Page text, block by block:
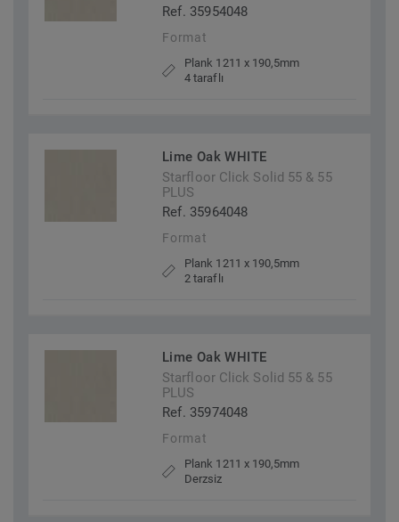
Ref. 35954048
Format
Plank 1211 x 190,5mm
4 taraflı
Lime Oak WHITE
Starfloor Click Solid 55 & 55
PLUS
Ref. 35964048
Format
Plank 1211 x 190,5mm
2 taraflı
Lime Oak WHITE
Starfloor Click Solid 55 & 55
PLUS
Ref. 35974048
Format
Plank 1211 x 190,5mm
Derzsiz